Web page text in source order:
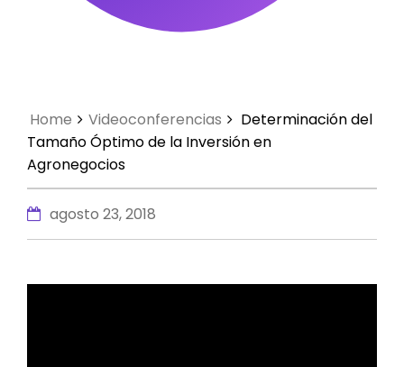
Home Videoconferencias
Determinación del
Tamaño Óptimo de la Inversión en
Agronegocios
agosto 23, 2018